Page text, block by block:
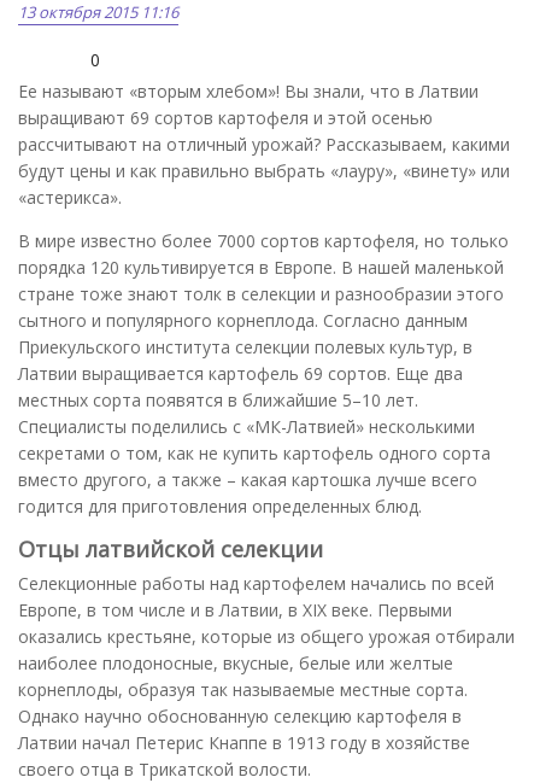
13 октября 2015 11:16
0
Ее называют «вторым хлебом»! Вы знали, что в Латвии
выращивают 69 сортов картофеля и этой осенью
рассчитывают на отличный урожай? Рассказываем, какими
будут цены и как правильно выбрать «лауру», «винету» или
«астерикса».
В мире известно более 7000 сортов картофеля, но только
порядка 120 культивируется в Европе. В нашей маленькой
стране тоже знают толк в селекции и разнообразии этого
сытного и популярного корнеплода. Согласно данным
Приекульского института селекции полевых культур, в
Латвии выращивается картофель 69 сортов. Еще два
местных сорта появятся в ближайшие 5–10 лет.
Специалисты поделились с «МК-Латвией» несколькими
секретами о том, как не купить картофель одного сорта
вместо другого, а также – какая картошка лучше всего
годится для приготовления определенных блюд.
Отцы латвийской селекции
Селекционные работы над картофелем начались по всей
Европе, в том числе и в Латвии, в XIX веке. Первыми
оказались крестьяне, которые из общего урожая отбирали
наиболее плодоносные, вкусные, белые или желтые
корнеплоды, образуя так называемые местные сорта.
Однако научно обоснованную селекцию картофеля в
Латвии начал Петерис Кнаппе в 1913 году в хозяйстве
своего отца в Трикатской волости.